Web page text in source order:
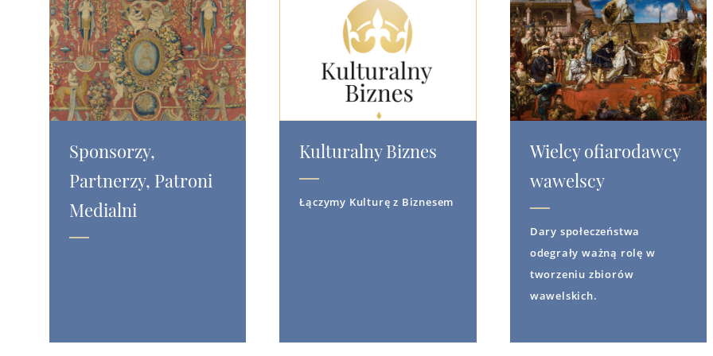
Sponsorzy,
Partnerzy, Patroni
Medialni
Kulturalny Biznes
Łączymy Kulturę z Biznesem
Wielcy ofiarodawcy
wawelscy
Dary społeczeństwa
odegrały ważną rolę w
tworzeniu zbiorów
wawelskich.